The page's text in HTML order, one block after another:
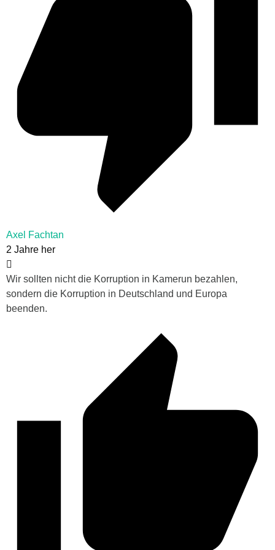
Axel Fachtan
2 Jahre her
Wir sollten nicht die Korruption in Kamerun bezahlen,
sondern die Korruption in Deutschland und Europa
beenden.